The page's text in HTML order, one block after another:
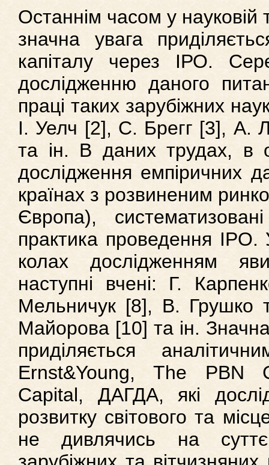
Останнім часом у науковій
значна увага
капіталу через ІРО.
дослідженню даного
праці таких зарубіжних
І. Уелч [2], С. Брегг [3], А.
та ін. В даних трудах, в
дослідження емпіричних
країнах з розвиненим
Європа),
практика проведення IPO.
колах дослідженням
наступні вчені: Г.
Мельничук [8], В. Грушко
Майорова [10] та ін.
приділяється
Ernst&Young, The PBN
Capital, ДАГДА, які
розвитку світового та
не дивлячись на